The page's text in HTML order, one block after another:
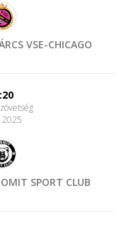
VSE-CHICAGO
2025
SPORT CLUB